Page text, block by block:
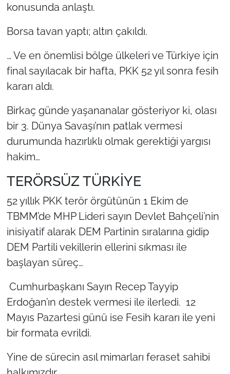
konusunda anlaştı.
Borsa tavan yaptı; altın çakıldı.
… Ve en önemlisi bölge ülkeleri ve Türkiye için
final sayılacak bir hafta, PKK 52 yıl sonra fesih
kararı aldı.
Birkaç günde yaşananalar gösteriyor ki, olası
bir 3. Dünya Savaşı’nın patlak vermesi
durumunda hazırlıklı olmak gerektiği yargısı
hakim…
TERÖRSÜZ TÜRKİYE
52 yıllık PKK terör örgütünün 1 Ekim de
TBMM’de MHP Lideri sayın Devlet Bahçeli’nin
inisiyatif alarak DEM Partinin sıralarına gidip
DEM Partili vekillerin ellerini sıkması ile
başlayan süreç…
Cumhurbaşkanı Sayın Recep Tayyip
Erdoğan’ın destek vermesi ile ilerledi. 12
Mayıs Pazartesi günü ise Fesih kararı ile yeni
bir formata evrildi.
Yine de sürecin asıl mimarları feraset sahibi